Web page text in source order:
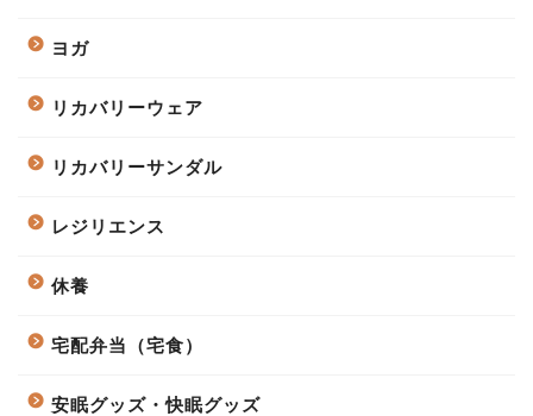
ヨガ
リカバリーウェア
リカバリーサンダル
レジリエンス
休養
宅配弁当（宅食）
安眠グッズ・快眠グッズ